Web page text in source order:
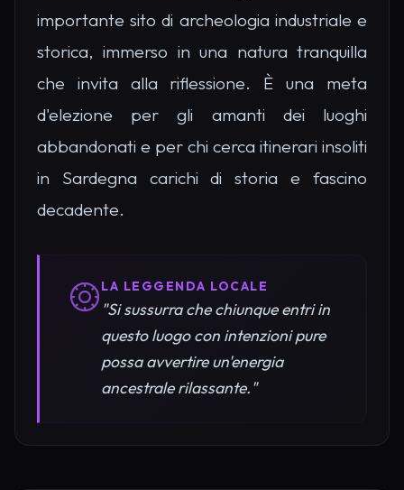
importante sito di archeologia industriale e
storica, immerso in una natura tranquilla
che invita alla riflessione. È una meta
d'elezione per gli amanti dei luoghi
abbandonati e per chi cerca itinerari insoliti
in Sardegna carichi di storia e fascino
decadente.
LA LEGGENDA LOCALE
"Si sussurra che chiunque entri in
questo luogo con intenzioni pure
possa avvertire un'energia
ancestrale rilassante."